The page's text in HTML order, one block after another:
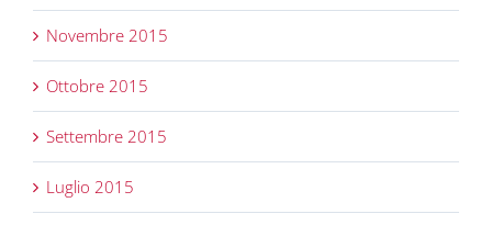
Novembre 2015
Ottobre 2015
Settembre 2015
Luglio 2015